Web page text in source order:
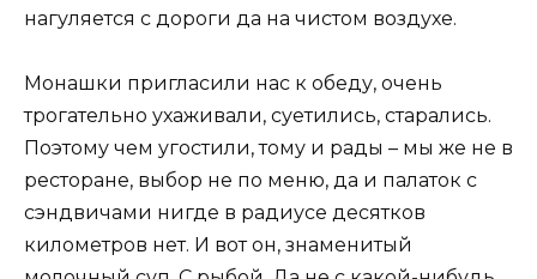
нагуляется с дороги да на чистом воздухе.
Монашки пригласили нас к обеду, очень
трогательно ухаживали, суетились, старались.
Поэтому чем угостили, тому и рады – мы же не в
ресторане, выбор не по меню, да и палаток с
сэндвичами нигде в радиусе десятков
километров нет. И вот он, знаменитый